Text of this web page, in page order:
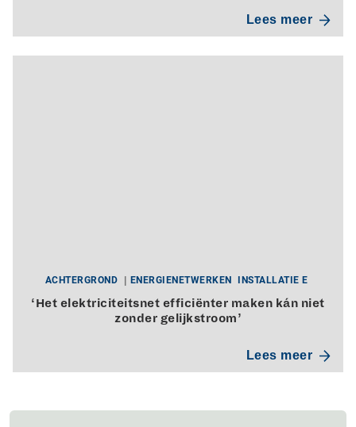
Lees meer
ACHTERGROND ENERGIENETWERKEN INSTALLATIE E
‘Het elektriciteitsnet efficiënter maken kán niet
zonder gelijkstroom’
Lees meer